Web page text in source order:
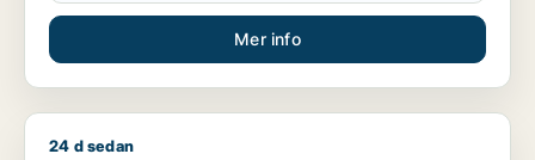
Mer info
Jag söker kontor, butik eller showroom för uthyrning i
24 d sedan